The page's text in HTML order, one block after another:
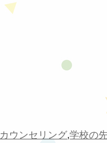
カウンセリング,学校の